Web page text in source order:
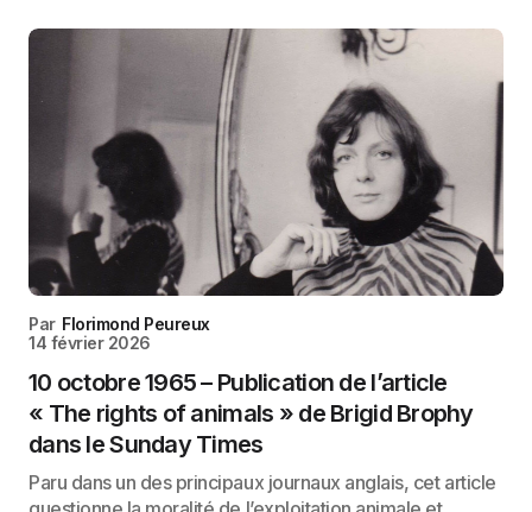
Par Florimond Peureux
14 février 2026
10 octobre 1965 – Publication de l’article
« The rights of animals » de Brigid Brophy
dans le Sunday Times
Paru dans un des principaux journaux anglais, cet article